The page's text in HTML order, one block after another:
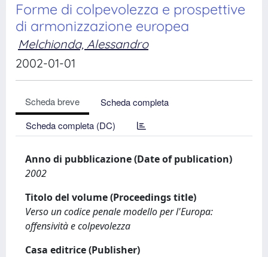
Forme di colpevolezza e prospettive
di armonizzazione europea
Melchionda, Alessandro
2002-01-01
Scheda breve
Scheda completa
Scheda completa (DC)
Anno di pubblicazione (Date of publication)
2002
Titolo del volume (Proceedings title)
Verso un codice penale modello per l'Europa:
offensività e colpevolezza
Casa editrice (Publisher)